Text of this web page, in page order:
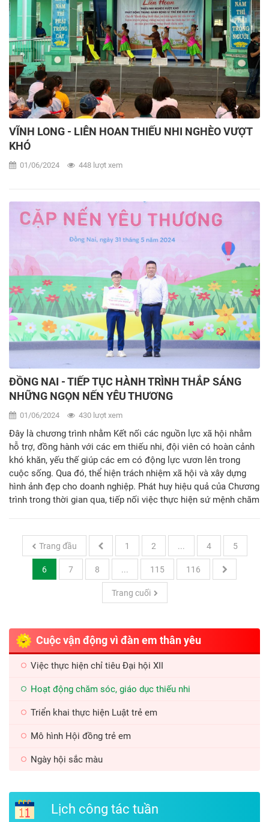
VĨNH LONG - LIÊN HOAN THIẾU NHI NGHÈO VƯỢT
KHÓ
01/06/2024 448 lượt xem
ĐỒNG NAI - TIẾP TỤC HÀNH TRÌNH THẮP SÁNG
NHỮNG NGỌN NẾN YÊU THƯƠNG
01/06/2024 430 lượt xem
Đây là chương trình nhằm Kết nối các nguồn lực xã hội nhằm
hỗ trợ, đồng hành với các em thiếu nhi, đội viên có hoàn cảnh
khó khăn, yếu thế giúp các em có động lực vươn lên trong
cuộc sống. Qua đó, thể hiện trách nhiệm xã hội và xây dựng
hình ảnh đẹp cho doanh nghiệp. Phát huy hiệu quả của Chương
trình trong thời gian qua, tiếp nối việc thực hiện sứ mệnh chăm
thương năm học 2023 – 2024.
Trang đầu 1 2 ... 4 5
6 7 8 ... 115 116
Trang cuối
Cuộc vận động vì đàn em thân yêu
Việc thực hiện chỉ tiêu Đại hội XII
Hoạt động chăm sóc, giáo dục thiếu nhi
Triển khai thực hiện Luật trẻ em
Mô hình Hội đồng trẻ em
Ngày hội sắc màu
Lịch công tác tuần